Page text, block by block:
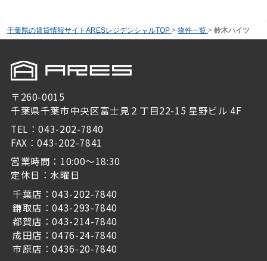
千葉県の賃貸情報サイトARESレジデンシャルTOP > 物件一覧 > 鈴木ハイツ
〒260-0015
千葉県千葉市中央区富士見２丁目22-15 星野ビル 4F
TEL：043-202-7840
FAX：043-202-7841
営業時間：10:00～18:30
定休日：水曜日
千葉店：043-202-7840
鎌取店：043-293-7840
都賀店：043-214-7840
成田店：0476-24-7840
市原店：0436-20-7840